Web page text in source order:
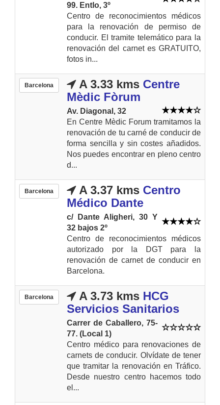
99. Entlo, 3º
Centro de reconocimientos médicos
para la renovación de permiso de
conducir. El tramite telemático para la
renovación del carnet es GRATUITO,
fotos in...
Barcelona A 3.33 kms Centre
Mèdic Fòrum
Av. Diagonal, 32
En Centre Mèdic Forum tramitamos la
renovación de tu carné de conducir de
forma sencilla y sin costes añadidos.
Nos puedes encontrar en pleno centro
d...
Barcelona A 3.37 kms Centro
Médico Dante
c/ Dante Aligheri, 30 Y
32 bajos 2º
Centro de reconocimientos médicos
autorizado por la DGT para la
renovación de carnet de conducir en
Barcelona.
Barcelona A 3.73 kms HCG
Servicios Sanitarios
Carrer de Caballero, 75-
77. (Local 1)
Centro médico para renovaciones de
carnets de conducir. Olvídate de tener
que tramitar la renovación en Tráfico.
Desde nuestro centro hacemos todo
el...